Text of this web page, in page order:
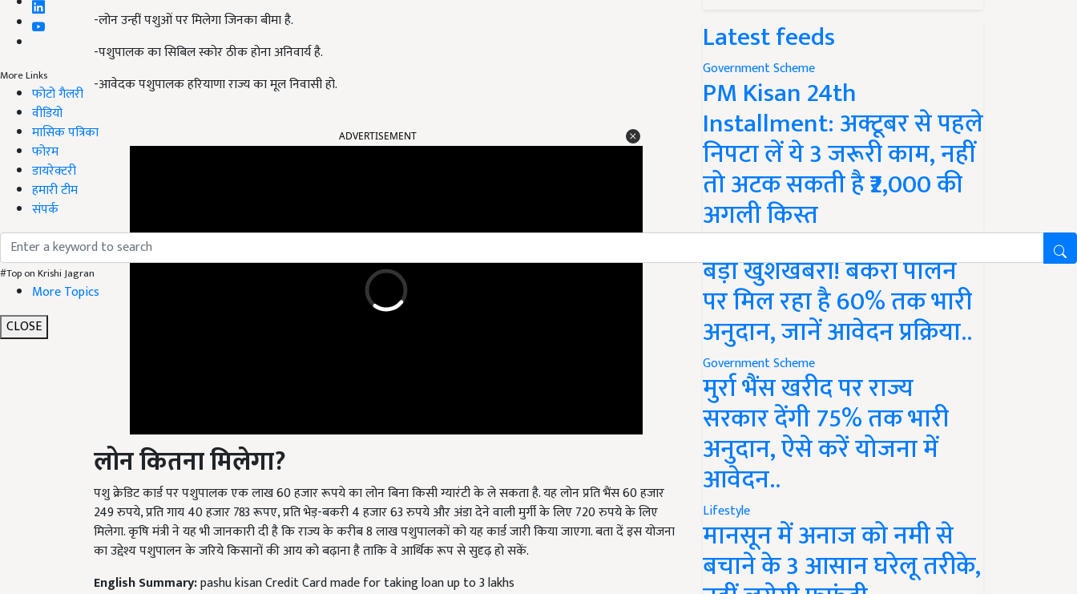
More Links
फोटो गैलरी
वीडियो
मासिक पत्रिका
फोरम
डायरेक्टरी
हमारी टीम
संपर्क
#Top on Krishi Jagran
More Topics
CLOSE
-लोन उन्हीं पशुओं पर मिलेगा जिनका बीमा है.
-पशुपालक का सिबिल स्कोर ठीक होना अनिवार्य है.
-आवेदक पशुपालक हरियाणा राज्य का मूल निवासी हो.
लोनकितनामिलेगा?
पशु क्रेडिट कार्ड पर पशुपालक एक लाख 60 हजार रूपये का लोन बिना किसी ग्यारंटी के ले सकता है. यह लोन प्रति भैंस 60 हजार
249 रुपये, प्रति गाय 40 हजार 783 रूपए, प्रति भेड़-बकरी 4 हजार 63 रुपये और अंडा देने वाली मुर्गी के लिए 720 रुपये के लिए
मिलेगा. कृषि मंत्री ने यह भी जानकारी दी है कि राज्य के करीब 8 लाख पशुपालकों को यह कार्ड जारी किया जाएगा. बता दें इस योजना
का उद्देश्य पशुपालन के जरिये किसानों की आय को बढ़ाना है ताकि वे आर्थिक रूप से सुदृढ़ हो सकें.
English Summary:
pashu kisan Credit Card made for taking loan up to 3 lakhs
Published on:13 June 2021, 07:37 IST
Latest feeds
Government Scheme
PM Kisan 24th
Installment: अक्टूबर से पहले
निपटा लें ये 3 जरूरी काम, नहीं
तो अटक सकती है ₹2,000 की
अगली किस्त
बड़ी खुशखबरी! बकरी पालन
पर मिल रहा है 60% तक भारी
अनुदान, जानें आवेदन प्रक्रिया..
Government Scheme
मुर्रा भैंस खरीद पर राज्य
सरकार देंगी 75% तक भारी
अनुदान, ऐसे करें योजना में
आवेदन..
Lifestyle
मानसून में अनाज को नमी से
बचाने के 3 आसान घरेलू तरीके,